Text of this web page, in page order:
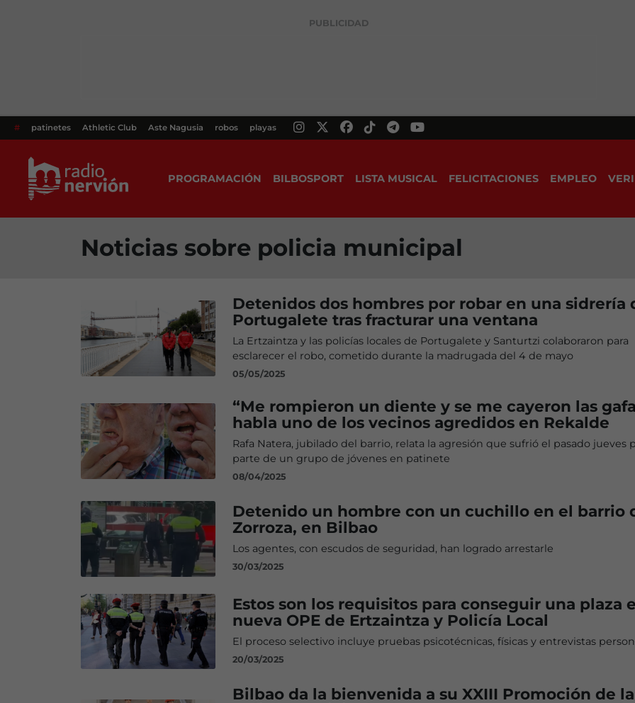
PUBLICIDAD
# patinetes Athletic Club Aste Nagusia robos playas
PROGRAMACIÓN BILBOSPORT LISTA MUSICAL FELICITACIONES EMPLEO
Noticias sobre policia municipal
Detenidos dos hombres por robar en una sidrería
Portugalete tras fracturar una ventana
La Ertzaintza y las policías locales de Portugalete y Santurtzi colaboraron para
esclarecer el robo, cometido durante la madrugada del 4 de mayo
05/05/2025
“Me rompieron un diente y se me cayeron las
habla uno de los vecinos agredidos en Rekalde
Rafa Natera, jubilado del barrio, relata la agresión que sufrió el pasado jueves
parte de un grupo de jóvenes en patinete
08/04/2025
Detenido un hombre con un cuchillo en el barrio
Zorroza, en Bilbao
Los agentes, con escudos de seguridad, han logrado arrestarle
30/03/2025
Estos son los requisitos para conseguir una plaza
nueva OPE de Ertzaintza y Policía Local
El proceso selectivo incluye pruebas psicotécnicas, físicas y entrevistas
20/03/2025
Bilbao da la bienvenida a su XXIII Promoción de la